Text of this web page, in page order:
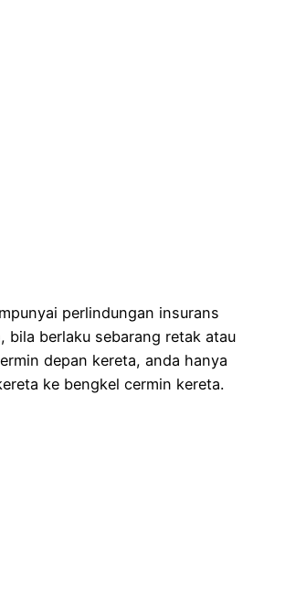
perlindungan insurans
bila berlaku sebarang retak atau
depan kereta, anda hanya
ke bengkel cermin kereta.